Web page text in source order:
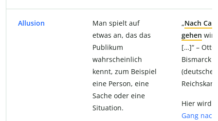
Allusion
Man spielt auf
etwas an, das das
Publikum
wahrscheinlich
kennt, zum Beispiel
eine Person, eine
Sache oder eine
Situation.
„Nach
gehen wir
[…]“ – Otto
Bismarck
(deutscher
Hier wird
Gang nach